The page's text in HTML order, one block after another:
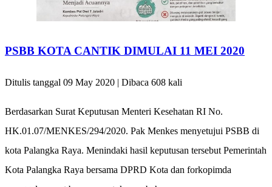
PSBB KOTA CANTIK DIMULAI 11 MEI 2020
Ditulis tanggal 09 May 2020 | Dibaca 608 kali
Berdasarkan Surat Keputusan Menteri Kesehatan RI No.
HK.01.07/MENKES/294/2020. Pak Menkes menyetujui PSBB di
kota Palangka Raya. Menindaki hasil keputusan tersebut Pemerintah
Kota Palangka Raya bersama DPRD Kota dan forkopimda